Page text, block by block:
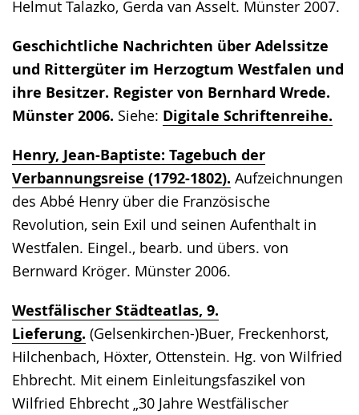
Helmut Talazko, Gerda van Asselt. Münster 2007.
Geschichtliche Nachrichten über Adelssitze
und Rittergüter im Herzogtum Westfalen und
ihre Besitzer. Register von Bernhard Wrede.
Münster 2006. Siehe: Digitale Schriftenreihe.
Henry, Jean-Baptiste: Tagebuch der
Verbannungsreise (1792-1802). Aufzeichnungen
des Abbé Henry über die Französische
Revolution, sein Exil und seinen Aufenthalt in
Westfalen. Eingel., bearb. und übers. von
Bernward Kröger. Münster 2006.
Westfälischer Städteatlas, 9.
Lieferung. (Gelsenkirchen-)Buer, Freckenhorst,
Hilchenbach, Höxter, Ottenstein. Hg. von Wilfried
Ehbrecht. Mit einem Einleitungsfaszikel von
Wilfried Ehbrecht „30 Jahre Westfälischer